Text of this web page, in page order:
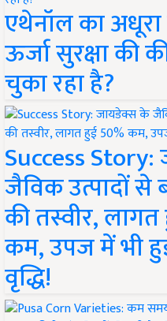
एथेनॉल का अधूरा
ऊर्जा सुरक्षा की
चुका रहा है?
Success
जैविक उत्पादों से
की तस्वीर,
कम, उपज में भी
वृद्धि!